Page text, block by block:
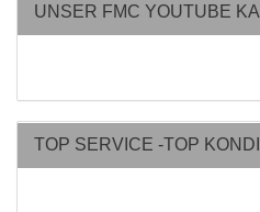
UNSER FMC YOUTUBE
TOP SERVICE -TOP